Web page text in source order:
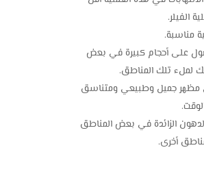
الفيلر.
مناسبة.
على أحجام كبيرة في بعض
لملء تلك المناطق.
مظهر جميل وطبيعي ومتناسق
الزائدة في بعض المناطق
أخرى.